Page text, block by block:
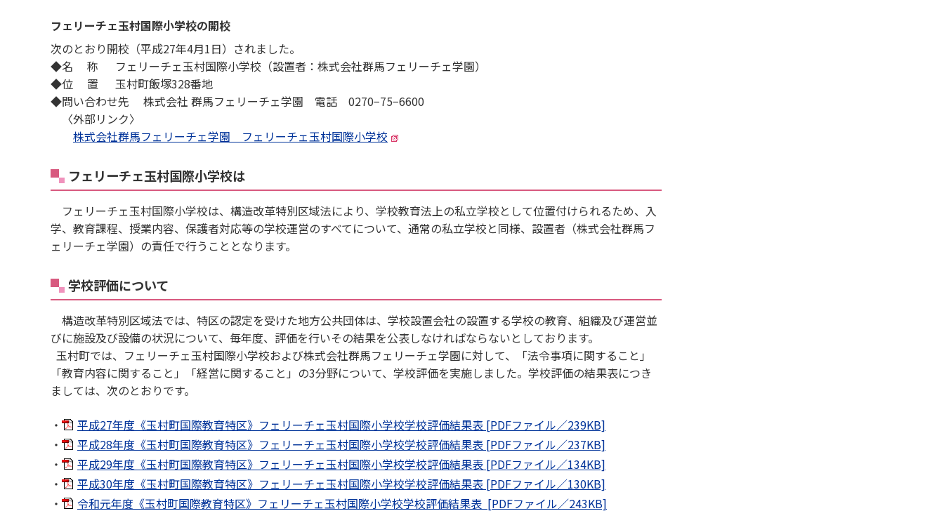
フェリーチェ玉村国際小学校の開校
次のとおり開校（平成27年4月1日）されました。
◆名 称 フェリーチェ玉村国際小学校（設置者：株式会社群馬フェリーチェ学園）
◆位 置 玉村町飯塚328番地
◆問い合わせ先 株式会社 群馬フェリーチェ学園 電話 0270−75−6600
〈外部リンク〉
株式会社群馬フェリーチェ学園 フェリーチェ玉村国際小学校
フェリーチェ玉村国際小学校は
フェリーチェ玉村国際小学校は、構造改革特別区域法により、学校教育法上の私立学校として位置付けられるため、入
学、教育課程、授業内容、保護者対応等の学校運営のすべてについて、通常の私立学校と同様、設置者（株式会社群馬フ
ェリーチェ学園）の責任で行うこととなります。
学校評価について
構造改革特別区域法では、特区の認定を受けた地方公共団体は、学校設置会社の設置する学校の教育、組織及び運営並
びに施設及び設備の状況について、毎年度、評価を行いその結果を公表しなければならないとしております。
玉村町では、フェリーチェ玉村国際小学校および株式会社群馬フェリーチェ学園に対して、「法令事項に関すること」
「教育内容に関すること」「経営に関すること」の3分野について、学校評価を実施しました。学校評価の結果表につき
ましては、次のとおりです。
平成27年度《玉村町国際教育特区》フェリーチェ玉村国際小学校学校評価結果表 [PDFファイル／239KB]
平成28年度《玉村町国際教育特区》フェリーチェ玉村国際小学校学校評価結果表 [PDFファイル／237KB]
平成29年度《玉村町国際教育特区》フェリーチェ玉村国際小学校学校評価結果表 [PDFファイル／134KB]
平成30年度《玉村町国際教育特区》フェリーチェ玉村国際小学校学校評価結果表 [PDFファイル／130KB]
令和元年度《玉村町国際教育特区》フェリーチェ玉村国際小学校学校評価結果表 [PDFファイル／243KB]